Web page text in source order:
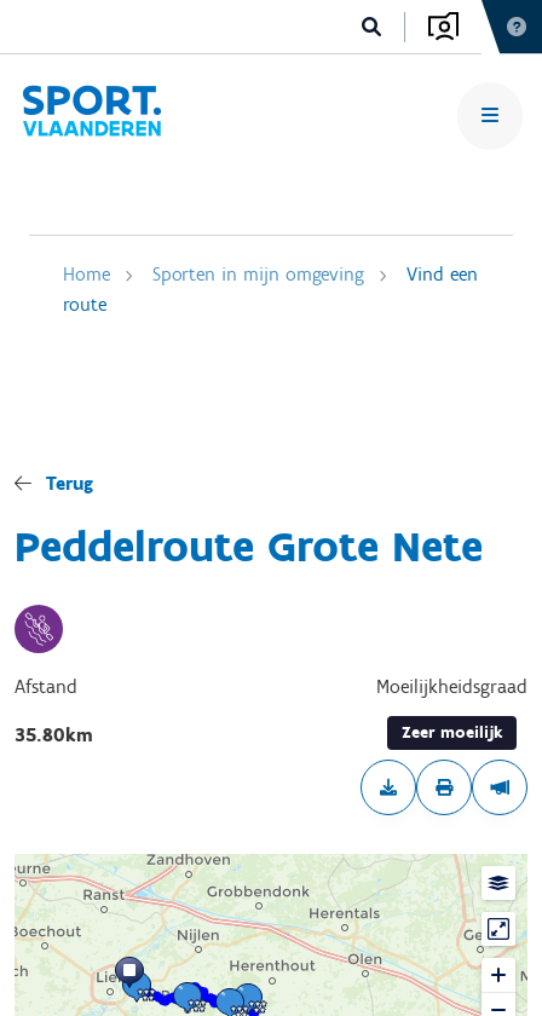
Home Sporten in mijn omgeving
Vind een
route
Terug
Peddelroute Grote Nete
Afstand
35.80km
Moeilijkheidsgraad
Zeer moeilijk